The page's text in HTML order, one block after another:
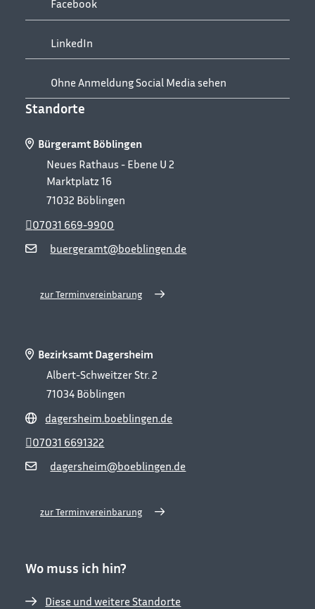
Facebook
LinkedIn
Ohne Anmeldung Social Media sehen
Standorte
Bürgeramt Böblingen
Neues Rathaus - Ebene U 2
Marktplatz 16
71032 Böblingen
buergeramt@boeblingen.de
07031 669-9900
zur Terminvereinbarung
Bezirksamt Dagersheim
Albert-Schweitzer Str. 2
71034 Böblingen
dagersheim.boeblingen.de
dagersheim@boeblingen.de
07031 6691322
zur Terminvereinbarung
Wo muss ich hin?
Diese und weitere Standorte